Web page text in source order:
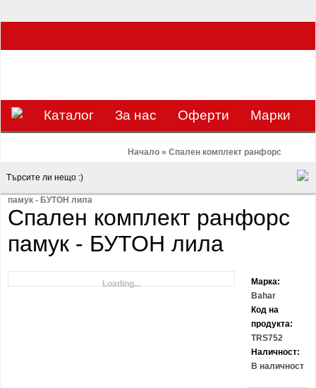
Каталог За нас Оферти Mарки
Начало » Спален комплект ранфорс
памук - БУТОН лила
Спален комплект ранфорс
памук - БУТОН лила
Loading...
Марка:
Bahar
Код на
продукта:
TRS752
Наличност:
В наличност